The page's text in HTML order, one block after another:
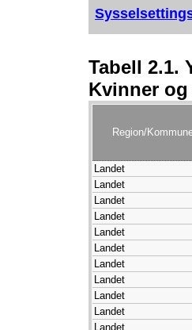
Tabell 2.1.
Kvinner
Region/
Landet
Landet
Landet
Landet
Landet
Landet
Landet
Landet
Landet
Landet
Landet